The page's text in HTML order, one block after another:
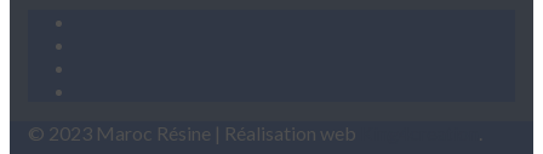
© 2023 Maroc Résine | Réalisation web .